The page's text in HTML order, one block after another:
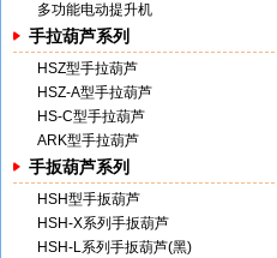
多功能电动提升机
手拉葫芦系列
HSZ型手拉葫芦
HSZ-A型手拉葫芦
HS-C型手拉葫芦
ARK型手拉葫芦
手扳葫芦系列
HSH型手扳葫芦
HSH-X系列手扳葫芦
HSH-L系列手扳葫芦(黑)